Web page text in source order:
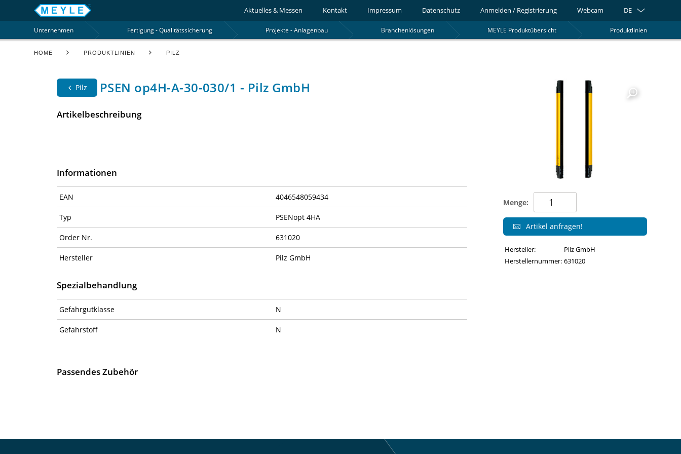
Aktuelles & Messen Kontakt Impressum Datenschutz Anmelden / Registrierung Webcam DE
Produktlinien
MEYLE Produktübersicht
Branchenlösungen
Projekte - Anlagenbau
Fertigung - Qualitätssicherung
Unternehmen
HOME PRODUKTLINIEN PILZ
Pilz PSEN op4H-A-30-030/1 - Pilz GmbH
Artikelbeschreibung
Informationen
EAN 4046548059434
Typ PSENopt 4HA
Order Nr. 631020
Hersteller Pilz GmbH
Spezialbehandlung
Gefahrgutklasse N
Gefahrstoff N
Passendes Zubehör
Menge:
Artikel anfragen!
Hersteller:
Pilz GmbH
Herstellernummer: 631020